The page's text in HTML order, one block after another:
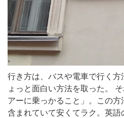
行き方は、バスや電車で行く
ょっと面白い方法を取った。
アーに乗っかること」。この
含まれていて安くてラク。英語